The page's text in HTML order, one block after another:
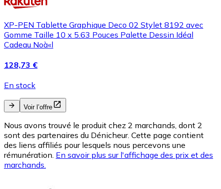
XP-PEN Tablette Graphique Deco 02 Stylet 8192 avec
Gomme Taille 10 x 5.63 Pouces Palette Dessin Idéal
Cadeau Noà«l
128,73 €
En stock
Voir l’offre
Nous avons trouvé le produit chez 2 marchands, dont 2
sont des partenaires du Dénicheur. Cette page contient
des liens affiliés pour lesquels nous percevons une
rémunération. En savoir plus sur l'affichage des prix et des
marchands.